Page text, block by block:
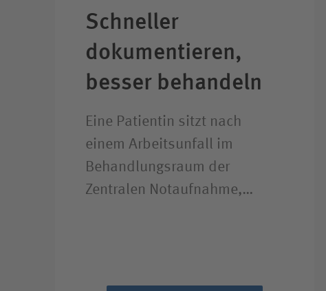
Schneller
dokumentieren,
besser behandeln
Eine Patientin sitzt nach
einem Arbeitsunfall im
Behandlungsraum der
Zentralen Notaufnahme,…